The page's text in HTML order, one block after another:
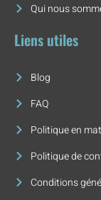
Qui nous
Liens utiles
Blog
FAQ
Politique en
Politique de
Conditions